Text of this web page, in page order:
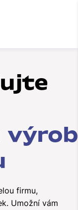
firmu,
Umožní vám